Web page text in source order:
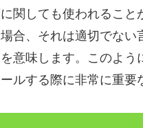
関しても使われるこ
合、それは適切でな
意味します。このよ
ルする際に非常に重要